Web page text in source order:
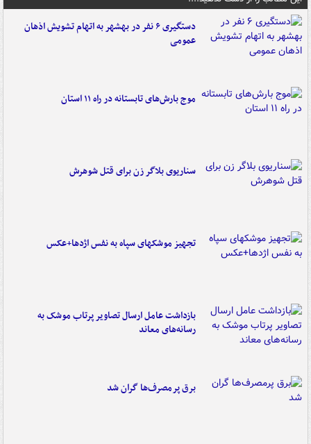
دستگیری ۶ نفر در بهشهر به اتهام تشویش اذهان
عمومی
موج بارش‌های تابستانه در راه ۱۱ استان
سناریوی بلاگر زن برای قتل شوهرش
تجهیز موشکهای سپاه به نفس اژدها+عکس
بازداشت عامل ارسال تصاویر پرتاب موشک به
رسانه‌های معاند
برق پرمصرف‌ها گران شد